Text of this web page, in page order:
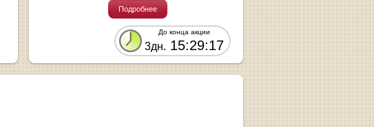
Подробнее
До конца акции
3дн. 15:29:16